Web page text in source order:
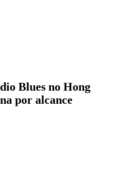
Blues no Hong
por alcance